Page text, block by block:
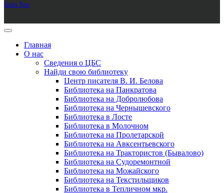
Goto Top
Главная
О нас
Сведения о ЦБС
Найди свою библиотеку
Центр писателя В. И. Белова
Библиотека на Панкратова
Библиотека на Добролюбова
Библиотека на Чернышевского
Библиотека в Лосте
Библиотека в Молочном
Библиотека на Пролетарской
Библиотека на Авксентьевского
Библиотека на Трактористов (Бывалово)
Библиотека на Судоремонтной
Библиотека на Можайского
Библиотека на Текстильщиков
Библиотека в Тепличном мкр.